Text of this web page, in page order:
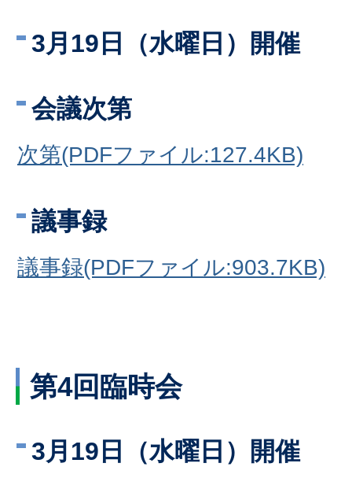
3月19日（水曜日）開催
会議次第
次第(PDFファイル:127.4KB)
議事録
議事録(PDFファイル:903.7KB)
第4回臨時会
3月19日（水曜日）開催